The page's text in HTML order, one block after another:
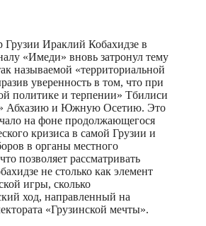
Ираклий Кобахидзе в
«Имеди» вновь затронул тему
называемой «территориальной
уверенность в том, что при
политике и терпении» Тбилиси
Абхазию и Южную Осетию. Это
на фоне продолжающегося
кризиса в самой Грузии и
в органы местного
позволяет рассматривать
не столько как элемент
игры, сколько
ход, направленный на
«Грузинской мечты».